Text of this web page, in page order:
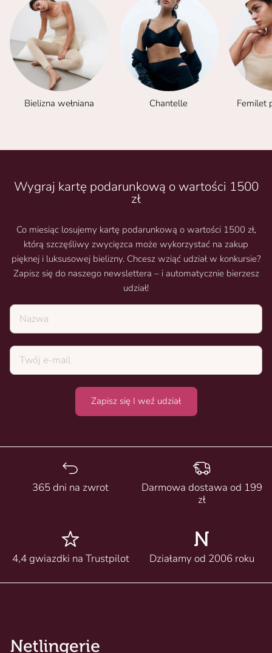
Bielizna wełniana Chantelle Femilet
Wygraj kartę podarunkową o wartości 1500
zł
Co miesiąc losujemy kartę podarunkową o wartości 1500 zł,
którą szczęśliwy zwycięzca może wykorzystać na zakup
pięknej i luksusowej bielizny. Chcesz wziąć udział w konkursie?
Zapisz się do naszego newslettera – i automatycznie bierzesz
udział!
Nazwa
Zapisz się I weź udział
365 dni na zwrot
Darmowa dostawa od 199
zł
4,4 gwiazdki na Trustpilot Działamy od 2006 roku